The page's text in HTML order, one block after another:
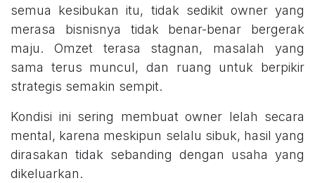
semua kesibukan itu, tidak sedikit owner yang
merasa bisnisnya tidak benar-benar bergerak
maju. Omzet terasa stagnan, masalah yang
sama terus muncul, dan ruang untuk berpikir
strategis semakin sempit.
Kondisi ini sering membuat owner lelah secara
mental, karena meskipun selalu sibuk, hasil yang
dirasakan tidak sebanding dengan usaha yang
dikeluarkan.